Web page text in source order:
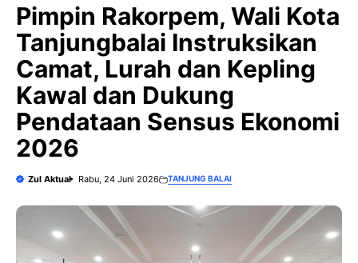
Ekonomi 2026
Pimpin Rakorpem, Wali Kota
Tanjungbalai Instruksikan
Camat, Lurah dan Kepling
Kawal dan Dukung
Pendataan Sensus Ekonomi
2026
Zul Aktual Rabu, 24 Juni 2026 TANJUNG BALAI